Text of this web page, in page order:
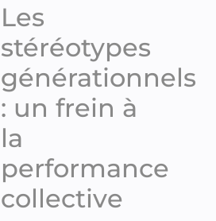
Les
stéréotypes
générationnels
: un frein à
la
performance
collective